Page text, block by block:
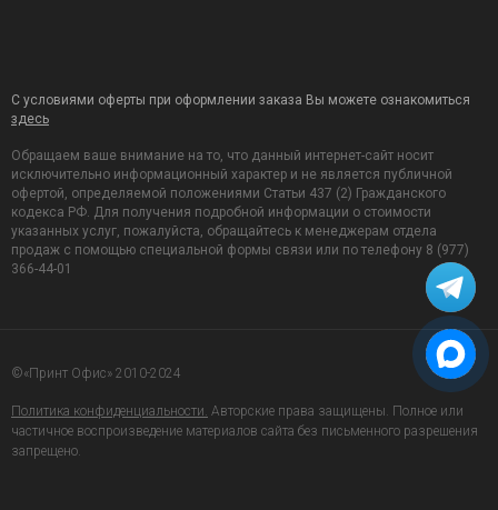
С условиями оферты при оформлении заказа Вы можете ознакомиться
здесь
Обращаем ваше внимание на то, что данный интернет-сайт носит
исключительно информационный характер и не является публичной
офертой, определяемой положениями Статьи 437 (2) Гражданского
кодекса РФ. Для получения подробной информации о стоимости
указанных услуг, пожалуйста, обращайтесь к менеджерам отдела
продаж с помощью специальной формы связи или по телефону 8 (977)
366-44-01
©«Принт Офис» 2010-2024
Политика конфиденциальности. Авторские права защищены. Полное или
частичное воспроизведение материалов сайта без письменного разрешения
запрещено.